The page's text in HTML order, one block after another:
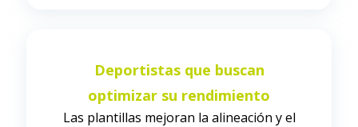
Deportistas que buscan
optimizar su rendimiento
Las plantillas mejoran la alineación y el